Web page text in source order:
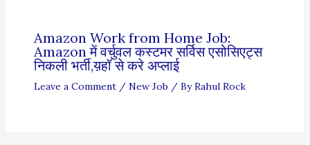
Amazon Work from Home Job:
Amazon में वर्चुवल कस्टमर सर्विस एसोसिएट्स
निकली भर्ती,य़हॉ से करे अप्लाई
Leave a Comment / New Job / ByRahul Rock